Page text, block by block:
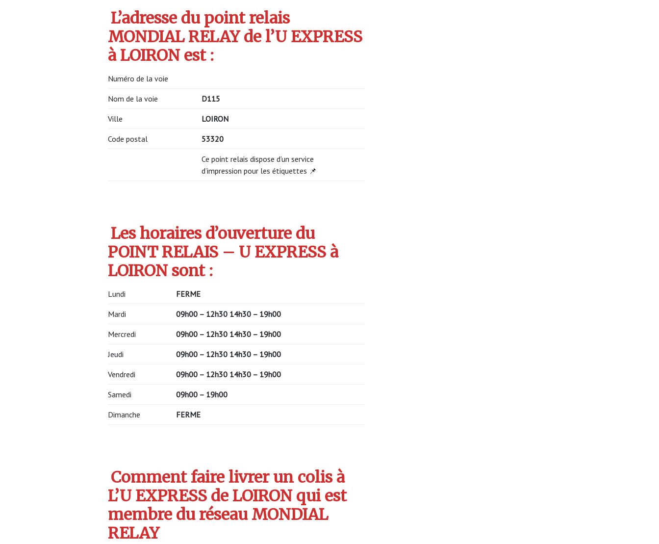
L’adresse du point relais
MONDIAL RELAY de l’U EXPRESS
à LOIRON est :
Numéro de la voie
Nom de la voie D115
Ville LOIRON
Code postal 53320
Ce point relais dispose d’un service
d’impression pour les étiquettes 📌
Les horaires d’ouverture du
POINT RELAIS – U EXPRESS à
LOIRON sont :
Lundi FERME
Mardi 09h00 – 12h30 14h30 – 19h00
Mercredi 09h00 – 12h30 14h30 – 19h00
Jeudi 09h00 – 12h30 14h30 – 19h00
Vendredi 09h00 – 12h30 14h30 – 19h00
Samedi 09h00 – 19h00
Dimanche FERME
Comment faire livrer un colis à
L’U EXPRESS de LOIRON qui est
membre du réseau MONDIAL
RELAY